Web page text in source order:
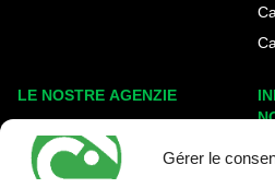
Gérer le
LE NOSTRE AGENZIE
Ginevra Eaux-Vives
Carouge